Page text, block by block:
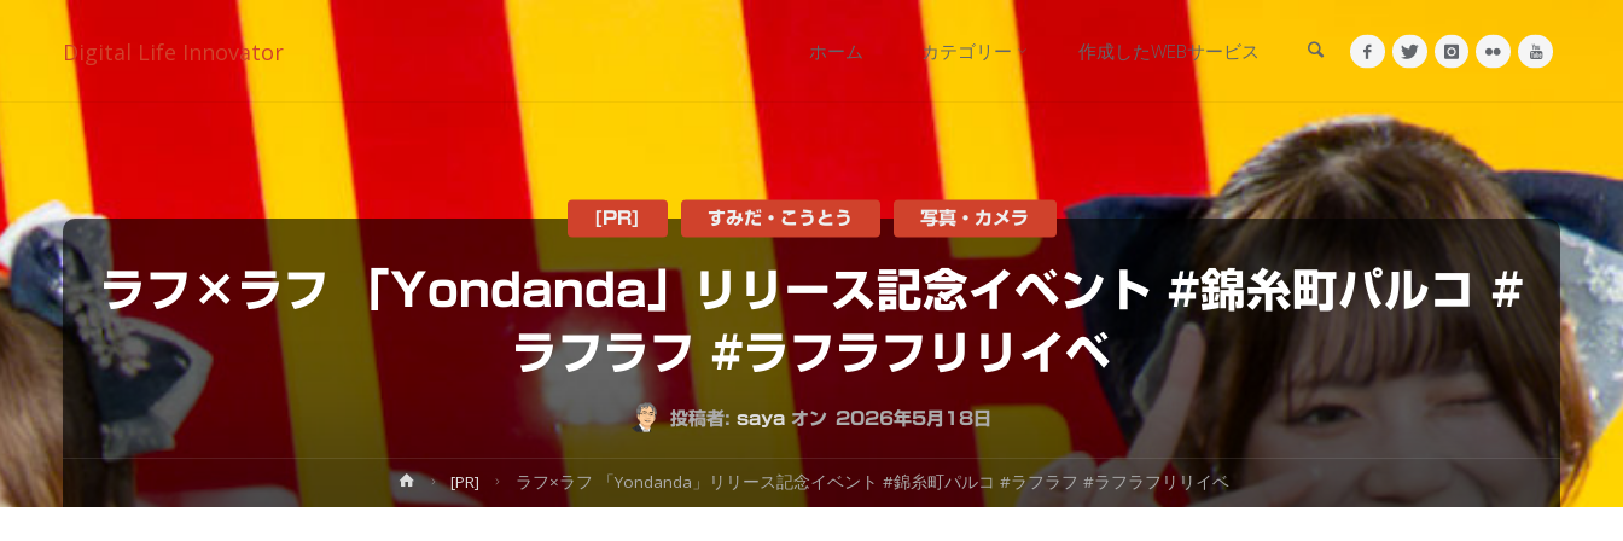
Digital Life Innovator
ン
ツ
へ
ス
キ
ホーム カテゴリー 作成したWEBサービス
ラフ×ラフ 「Yondanda」リリース記念イベント #錦糸町パルコ #
ラフラフ #ラフラフリリイベ
投稿者: saya オン 2026年5月18日
[PR] すみだ・こうとう 写真・カメラ
ホ
ー
[PR] ラフ×ラフ 「Yondanda」リリース記念イベント #錦糸町パルコ #ラフラフ #ラフラフリリイベ